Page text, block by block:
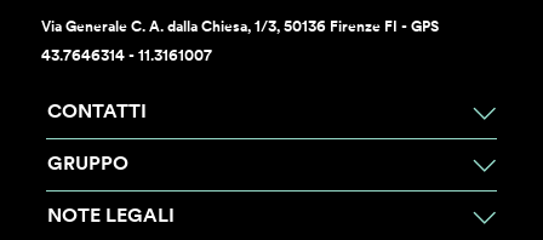
Via Generale C. A. dalla Chiesa, 1/3, 50136 Firenze FI - GPS
43.7646314 - 11.3161007
CONTATTI
GRUPPO
NOTE LEGALI